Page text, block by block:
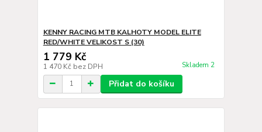
KENNY RACING MTB KALHOTY MODEL ELITE
RED/WHITE VELIKOST S (30)
1 779 Kč
1 470 Kč bez DPH Skladem 2
Přidat do košíku